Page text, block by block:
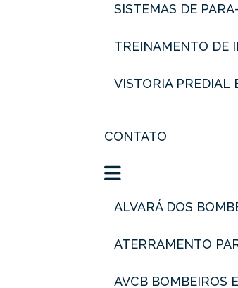
SISTEMAS DE
TREINAMENTO
VISTORIA
CONTATO
ALVARÁ DOS
ATERRAMENTO
AVCB BOMBEIROS